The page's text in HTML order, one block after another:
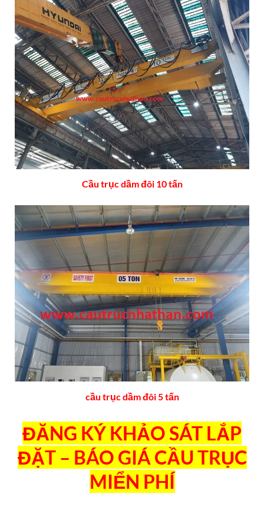
Cầu trục dầm đôi 10 tấn
cầu trục dầm đôi 5 tấn
ĐĂNG KÝ KHẢO SÁT LẮP
ĐẶT – BÁO GIÁ CẦU TRỤC
MIỂN PHÍ